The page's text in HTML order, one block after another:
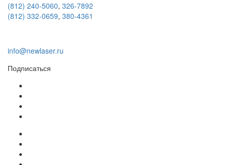
(812) 240-5060, 326-7892
(812) 332-0659, 380-4361
info@newlaser.ru
Подписаться